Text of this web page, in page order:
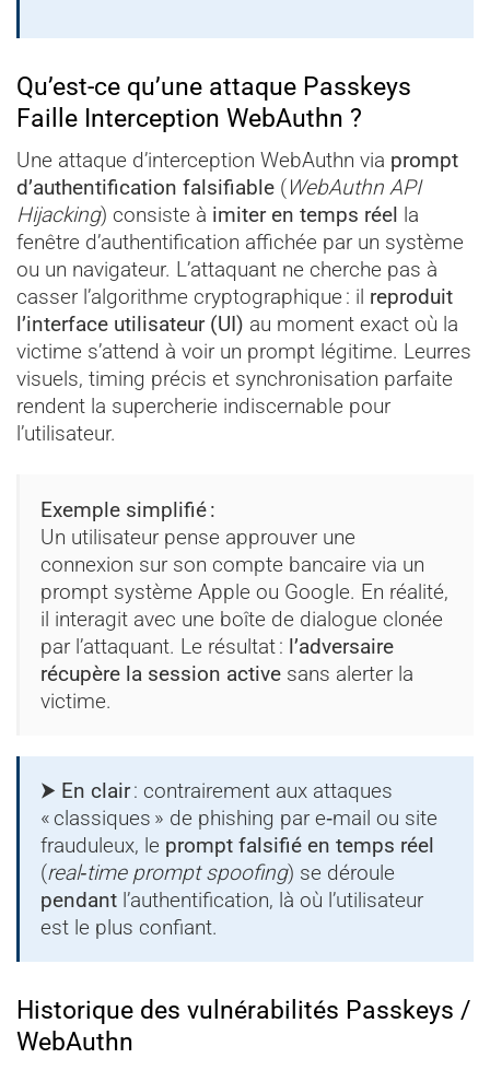
Qu’est-ce qu’une attaque Passkeys
Faille Interception WebAuthn ?
Une attaque d’interception WebAuthn via prompt
d’authentification falsifiable (WebAuthn API
Hijacking) consiste à imiter en temps réel la
fenêtre d’authentification affichée par un système
ou un navigateur. L’attaquant ne cherche pas à
casser l’algorithme cryptographique : il reproduit
l’interface utilisateur (UI) au moment exact où la
victime s’attend à voir un prompt légitime. Leurres
visuels, timing précis et synchronisation parfaite
rendent la supercherie indiscernable pour
l’utilisateur.
Exemple simplifié :
Un utilisateur pense approuver une
connexion sur son compte bancaire via un
prompt système Apple ou Google. En réalité,
il interagit avec une boîte de dialogue clonée
par l’attaquant. Le résultat : l’adversaire
récupère la session active sans alerter la
victime.
⮞ En clair: contrairement aux attaques
« classiques » de phishing par e‑mail ou site
frauduleux, le prompt falsifié en temps réel
(real‑time prompt spoofing) se déroule
pendant l’authentification, là où l’utilisateur
est le plus confiant.
Historique des vulnérabilités Passkeys /
WebAuthn